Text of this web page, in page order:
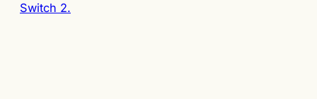
Switch 2.